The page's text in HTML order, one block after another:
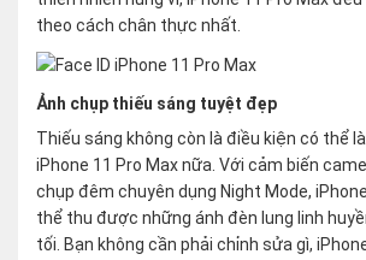
theo cách chân thực nhất.
Ảnh chụp thiếu sáng tuyệt đẹp
Thiếu sáng không còn là điều kiện có thể
iPhone 11 Pro Max nữa. Với cảm biến
chụp đêm chuyên dụng Night Mode,
thể thu được những ánh đèn lung linh
tối. Bạn không cần phải chỉnh sửa gì,